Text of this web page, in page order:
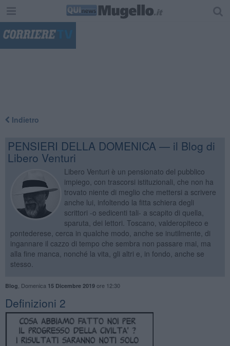
Indietro
PENSIERI DELLA DOMENICA — il Blog di
Libero Venturi
Libero Venturi è un pensionato del pubblico
impiego, con trascorsi istituzionali, che non ha
trovato niente di meglio che mettersi a scrivere
anche lui, infoltendo la fitta schiera degli
scrittori -o sedicenti tali- a scapito di quella,
sparuta, dei lettori. Toscano, valderopiteco e
pontederese, cerca in qualche modo, anche se inutilmente, di
ingannare il cazzo di tempo che sembra non passare mai, ma
alla fine manca, nonché la vita, gli altri e, in fondo, anche se
stesso.
Blog Domenica 15 Dicembre 2019ore 12:30
​Definizioni 2